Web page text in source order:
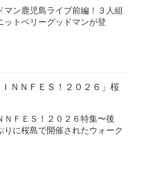
マン鹿児島ライブ前編！３人組
ットベリーグッドマンが登
ＮＮＦＥＳ！２０２６」桜
ＮＦＥＳ！２０２６特集〜後
りに桜島で開催されたウォーク